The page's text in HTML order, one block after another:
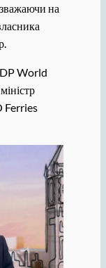
на
World
Ferries